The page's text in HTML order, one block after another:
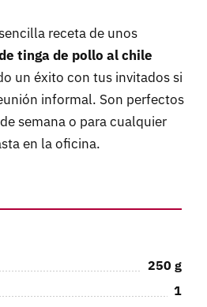
receta de unos
tinga de pollo al chile
un éxito con tus invitados si
informal. Son perfectos
semana o para cualquier
en la oficina.
250 g
1